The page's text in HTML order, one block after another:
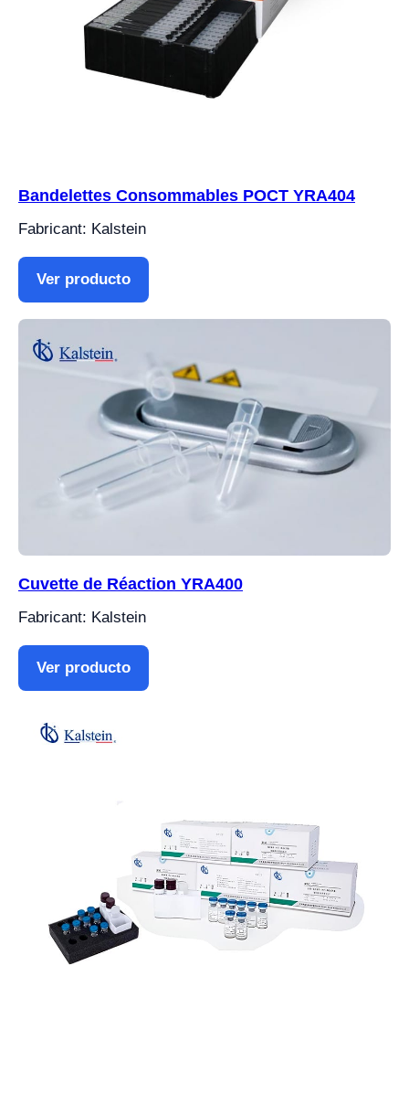
Bandelettes Consommables POCT YRA404
Fabricant: Kalstein
Ver producto
Cuvette de Réaction YRA400
Fabricant: Kalstein
Ver producto